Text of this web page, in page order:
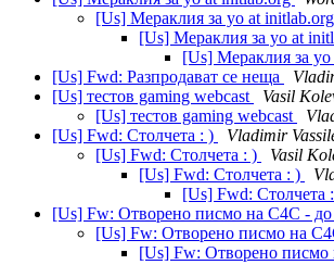
[Us] Мераклия за yo at initlab.org
[Us] Мераклия за yo at
[Us] Мераклия за
[Us] Fwd: Разпродават се неща
[Us] тестов gaming webcast
Vasil
[Us] тестов gaming webcast
[Us] Fwd: Столчета : )
Vladimir
[Us] Fwd: Столчета : )
Vasil
[Us] Fwd: Столчета : )
[Us] Fwd: Столчета
[Us] Fw: Отворено писмо на С4С - до
[Us] Fw: Отворено писмо на
[Us] Fw: Отворено